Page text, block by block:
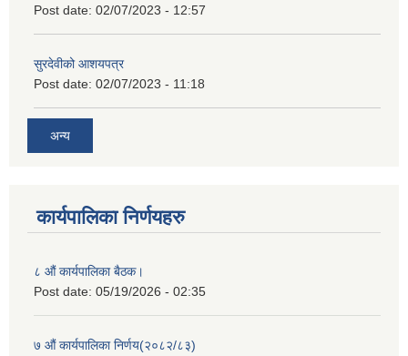
Post date: 02/07/2023 - 12:57
सुरदेवीको आशयपत्र
Post date: 02/07/2023 - 11:18
अन्य
कार्यपालिका निर्णयहरु
८ औं कार्यपालिका बैठक।
Post date: 05/19/2026 - 02:35
७ औं कार्यपालिका निर्णय(२०८२/८३)